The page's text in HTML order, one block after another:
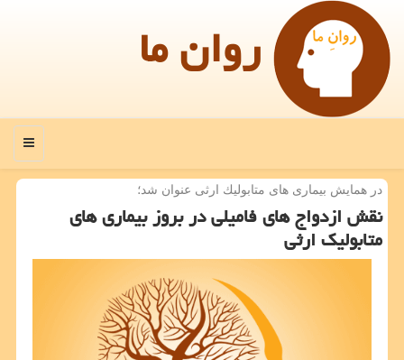
روان ما
منو
در همایش بیماری های متابولیك ارثی عنوان شد؛
نقش ازدواج های فامیلی در بروز بیماری های
متابولیك ارثی